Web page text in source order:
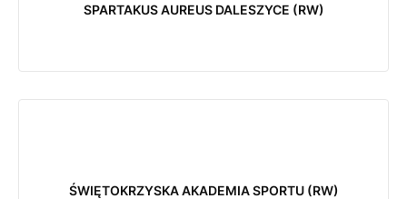
SPARTAKUS AUREUS DALESZYCE (RW)
ŚWIĘTOKRZYSKA AKADEMIA SPORTU (RW)